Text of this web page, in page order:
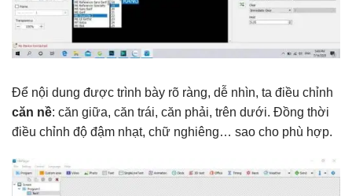
Để nội dung được trình bày rõ ràng, dễ nhìn, ta điều chỉnh
căn nề: căn giữa, căn trái, căn phải, trên dưới. Đồng thời
điều chỉnh độ đậm nhạt, chữ nghiêng… sao cho phù hợp.